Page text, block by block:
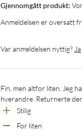
Gjennomgått produkt:
Anmeldelsen er oversatt
Var anmeldelsen nyttig? Ja
Fin, men altfor liten. Jeg har normale hender, men jeg klarte knapt å få den av eller på, siden den ikke lenger kunne tas fra
hverandre. Returnerte
Stilig
For liten